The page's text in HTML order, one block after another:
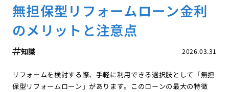
無担保型リフォームローン金利
のメリットと注意点
2026.03.31
知識
リフォームを検討する際、手軽に利用できる選択肢として「無担
保型リフォームローン」があります。このローンの最大の特徴